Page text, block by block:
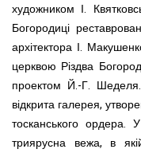
художником І.
Богородиці
архітектора І.
церквою Різдва
проектом Й.-Г.
відкрита галерея,
тосканського ордера.
триярусна вежа, в